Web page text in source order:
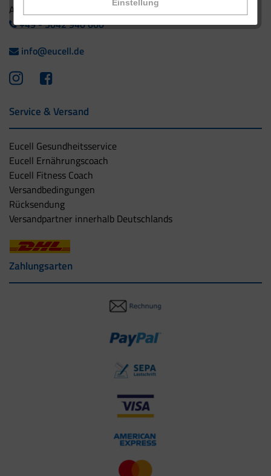
Einstellung
Ausland:
+49 - 5042 940 660
info@eucell.de
Service & Versand
Eucell Gesundheitsservice
Eucell Ernährungscoach
Eucell Fitness Coach
Versandbedingungen
Rücksendung
Versandpartner innerhalb Deutschlands
Zahlungsarten